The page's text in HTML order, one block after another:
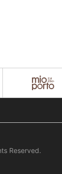
Reserved.